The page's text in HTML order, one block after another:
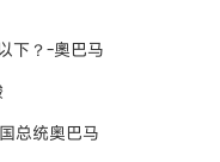
下？-奧巴马
总统奥巴马